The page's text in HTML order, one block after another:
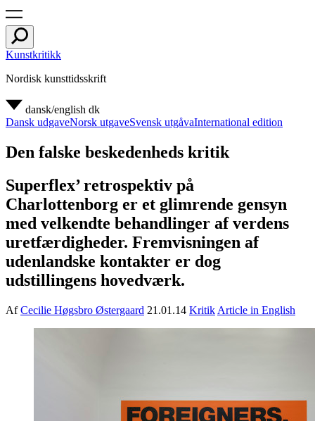
Kunstkritikk
Nordisk kunsttidsskrift
dansk/english dk
Dansk udgaveNorsk utgaveSvensk utgåvaInternational edition
Den falske beskedenheds kritik
Superflex’ retrospektiv på
Charlottenborg er et glimrende gensyn
med velkendte behandlinger af verdens
uretfærdigheder. Fremvisningen af
udenlandske kontakter er dog
udstillingens hovedværk.
AfCecilie Høgsbro Østergaard 21.01.14 Kritik Article in English